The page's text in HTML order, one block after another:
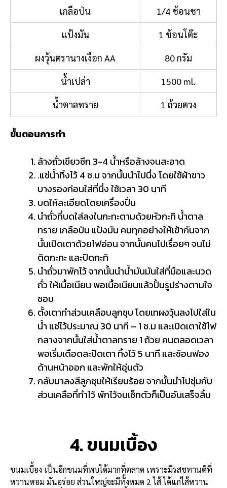
เกลือป่น
1/4 ช้อนชา
แป้งมัน
1 ช้อนโต๊ะ
ผงวุ้นตรานางเงือก AA
80 กรัม
น้ำเปล่า
1500 ml.
น้ำตาลทราย
1 ถ้วยตวง
ขั้นตอนการทำ
ล้างถั่วเขียวซีก 3-4 น้ำหรือล้างจนสะอาด
.แช่น้ำทิ้งไว้ 4 ช.ม จากนั้นนำไปนึ่ง โดยใช้ผ้าขาว
บางรองก่อนใส่ที่นึ่ง ใช้เวลา 30 นาที
บดให้ละเอียดโดยเครื่องปั่น
นำถั่วที่บดใส่ลงในกะทะตามด้วยหัวกะทิ น้ำตาล
ทราย เกลือป่น แป้งมัน คนทุกอย่างให้เข้ากันจาก
นั้นเปิดเตาด้วยไฟอ่อน จากนั้นคนไปเรื่อยๆ จนไม่
ติดกะทะ และปิดกะทิ
นำถั่วมาพักไว้ จากนั้นนำน้ำมันมันใส่ที่มือและนวด
ถั่ว ให้เนื้อเนียน พอเนื้อเนียนแล้วปั้นรูปร่างตามใจ
ชอบ
ตั้งเตาทำส่วนเคลือบลูกชุบ โดยเทผงวุ้นลงไปใส่ใน
น้ำ แช่ไว้ประมาณ 30 นาที – 1 ช.ม และเปิดเตาใช้ไฟ
กลางจากนั้นใส่น้ำตาลทราย 1 ถ้วย คนตลอดเวลา
พอเริ่มเดือดละปิดเตา ทิ้งไว้ 5 นาที และช้อนฟอง
ด้านหน้าออก และพักให้อุ่นตัว
กลับมาลงสีลูกชุบให้เรียบร้อย จากนั้นนำไปชุ่มกับ
ส่วนเคลือที่ทำไว้ พักไว้จนเซ็ทตัวก็เป็นอันเสร็จสิ้น
4. ขนมเบื้อง
ขนมเบื้อง เป็นอีกขนมที่พบได้มากที่ตลาด เพราะมีรสชทานติที่
หวานหอม มันอร่อย ส่วนใหญ่จะมีทั้งหมด 2 ไส้ ได้แก่ไส้หวาน